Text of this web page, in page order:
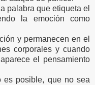
palabra que etiqueta el
la emoción como
y permanecen en el
corporales y cuando
el pensamiento
es posible, que no sea